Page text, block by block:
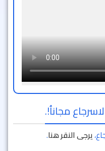
مجاناُ!.
يرجى النقر هنا.